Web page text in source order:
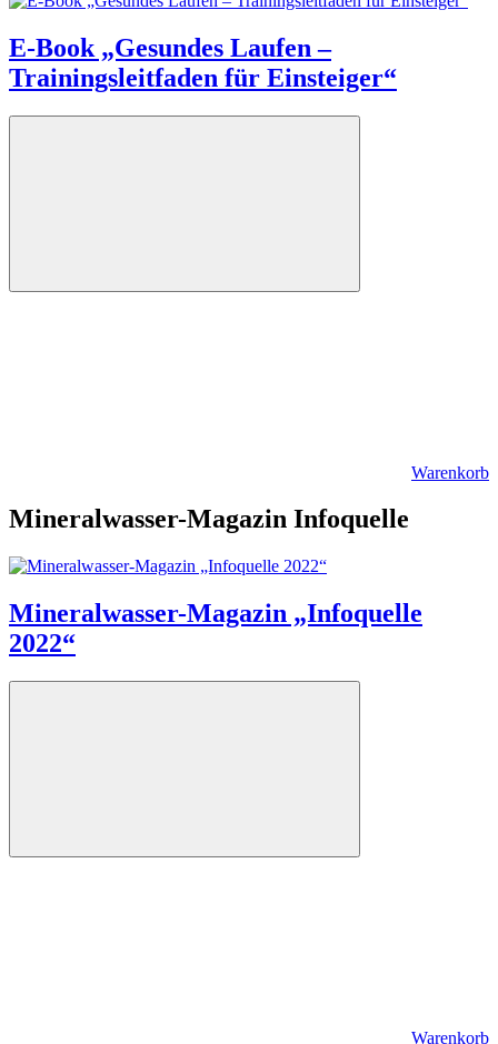
E-Book „Gesundes Laufen –
Trainingsleitfaden für Einsteiger“
Warenkorb
Mineralwasser-Magazin Infoquelle
Mineralwasser-Magazin „Infoquelle
2022“
Warenkorb